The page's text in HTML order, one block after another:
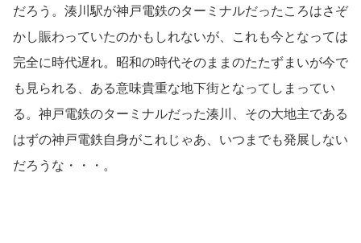
だろう。湊川駅が神戸電鉄のターミナルだったころはさぞ
かし賑わっていたのかもしれないが、これも今となっては
完全に時代遅れ。昭和の時代そのままのたたずまいが今で
も見られる、ある意味貴重な地下街となってしまってい
る。神戸電鉄のターミナルだった湊川、その大地主である
はずの神戸電鉄自身がこれじゃあ、いつまでも発展しない
だろうな・・・。